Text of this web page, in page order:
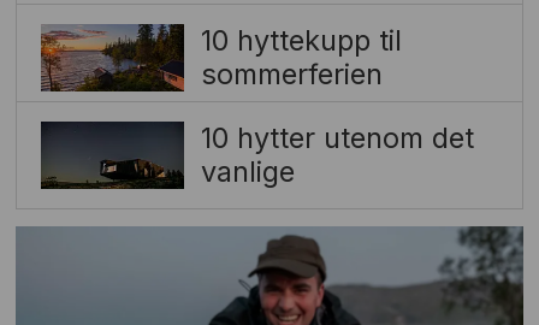
10 hyttekupp til
sommerferien
10 hytter utenom det
vanlige